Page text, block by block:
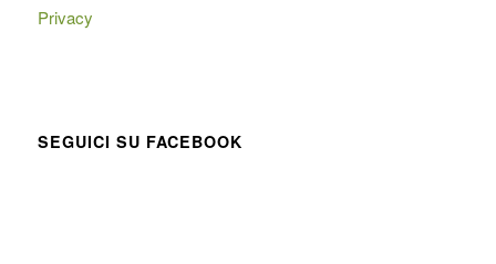
Privacy
SEGUICI SU FACEBOOK